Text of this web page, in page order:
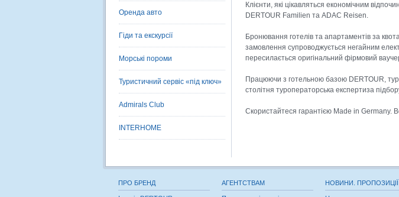
Оренда авто
Гіди та екскурсії
Морські пороми
Туристичний сервіс «під ключ»
Admirals Club
INTERHOME
Клієнти, які цікавляться економічним
DERTOUR Familien та ADAC Reisen.
Бронювання готелів та апартаментів за
замовлення супроводжується негайним
пересилається оригінальний фірмовий
Працюючи з готельною базою DERTOUR,
столітня туроператорська експертиза
Скористайтеся гарантією Made in Germany.
ПРО БРЕНД АГЕНТСТВАМ НОВИНИ. ПРОПОЗИЦІЇ